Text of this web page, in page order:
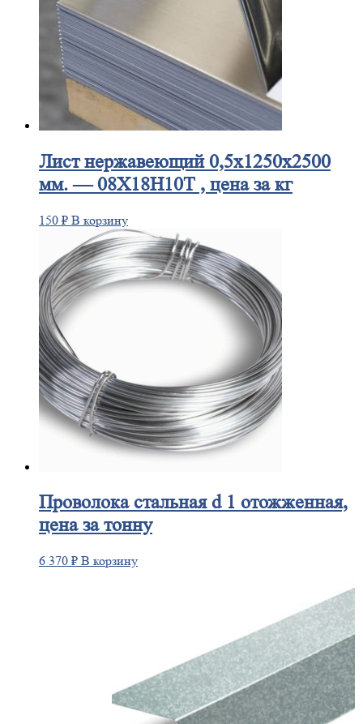
Листнержавеющий 0,5x1250x2500
мм. — 08Х18Н10Т , цена за кг
150 ₽ В корзину
Проволокастальная d 1 отожженная,
цена за тонну
6 370 ₽ В корзину